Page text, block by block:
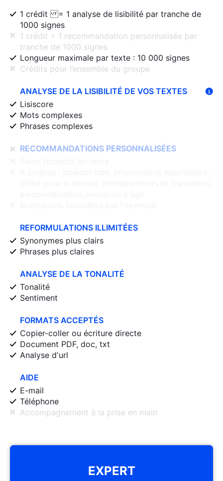
1 crédit = 1 analyse de lisibilité par tranche de
1000 signes
1 crédit = 1 recommandation personnalisée par
tranche de 1000 signes
Longueur maximale par texte : 10 000 signes
Crédits pour l’ensemble du groupe
ANALYSE DE LA LISIBILITÉ DE VOS TEXTES
Lisiscore
Mots complexes
Phrases complexes
RECOMMANDATIONS PERSONNALISÉES
REFORMULATIONS ILLIMITÉES
Synonymes plus clairs
Phrases plus claires
ANALYSE DE LA TONALITÉ
Tonalité
Sentiment
FORMATS ACCEPTÉS
Copier-coller ou écriture directe
Document PDF, doc, txt
Analyse d'url
AIDE
E-mail
Téléphone
Accompagnement à la prise en main
EXPERT